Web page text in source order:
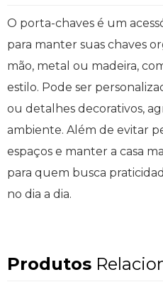
O porta-chaves é um
para manter suas chaves
mão, metal ou madeira,
estilo. Pode ser
ou detalhes decorativos,
ambiente. Além de evitar
espaços e manter a casa
para quem busca
no dia a dia.
Produtos